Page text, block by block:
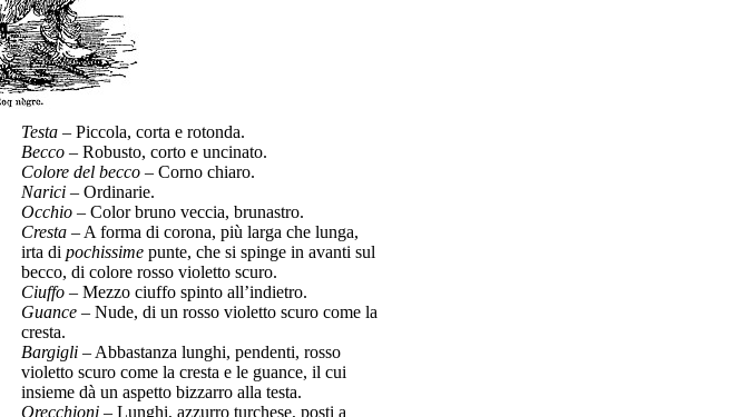
Testa – Piccola, corta e rotonda.
Becco – Robusto, corto e uncinato.
Colore del becco – Corno chiaro.
Narici – Ordinarie.
Occhio – Color bruno veccia, brunastro.
Cresta – A forma di corona, più larga che lunga,
irta di pochissime punte, che si spinge in avanti sul
becco, di colore rosso violetto scuro.
Ciuffo – Mezzo ciuffo spinto all’indietro.
Guance – Nude, di un rosso violetto scuro come la
cresta.
Bargigli – Abbastanza lunghi, pendenti, rosso
violetto scuro come la cresta e le guance, il cui
insieme dà un aspetto bizzarro alla testa.
Orecchioni – Lunghi, azzurro turchese, posti a